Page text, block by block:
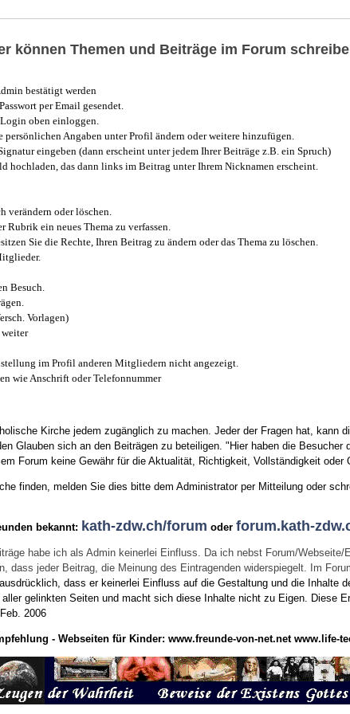
können Themen und Beiträge im Forum
bestätigt werden
per Email gesendet.
oben einloggen.
Angaben unter Profil ändern oder weitere hinzufügen.
eingeben (dann erscheint unter jedem Ihrer Beiträge z.B. ein Spruch)
hochladen, das dann links im Beitrag unter Ihrem Nicknamen erscheint.
verändern oder löschen.
ein neues Thema zu verfassen.
Sie die Rechte, Ihren Beitrag zu ändern oder das Thema zu löschen.
Besuch.
Vorlagen)
im Profil anderen Mitgliedern nicht angezeigt.
wie Anschrift oder Telefonnummer
Kirche jedem zugänglich zu machen. Jeder der Fragen hat, kann
Glauben sich an den Beiträgen zu beteiligen. "Hier haben die
Forum keine Gewähr für die Aktualität, Richtigkeit, Vollständigkeit
finden, melden Sie dies bitte dem Administrator per Mitteilung oder
bekannt: kath-zdw.ch/forum oderforum.kath-
habe ich als Admin keinerlei Einfluss. Da ich nebst Forum/
dass jeder Beitrag, die Meinung des Eintragenden widerspiegelt. Im
dass er keinerlei Einfluss auf die Gestaltung und die Inhalte
gelinkten Seiten und macht sich diese Inhalte nicht zu Eigen. Diese
Feb. 2006
- Webseiten für Kinder: www.freunde-von-net.net www.life-